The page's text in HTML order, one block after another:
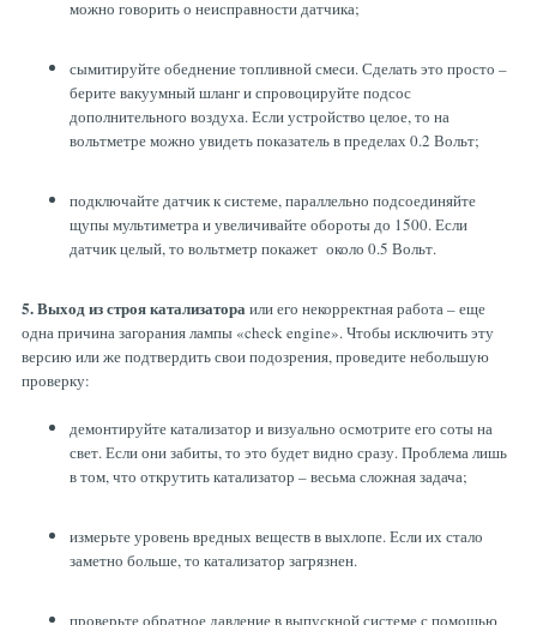
можно говорить о неисправности датчика;
сымитируйте обеднение топливной смеси. Сделать это просто –
берите вакуумный шланг и спровоцируйте подсос
дополнительного воздуха. Если устройство целое, то на
вольтметре можно увидеть показатель в пределах 0.2 Вольт;
подключайте датчик к системе, параллельно подсоединяйте
щупы мультиметра и увеличивайте обороты до 1500. Если
датчик целый, то вольтметр покажет около 0.5 Вольт.
5. Выход из строя катализатораили его некорректная работа – еще
одна причина загорания лампы «check engine». Чтобы исключить эту
версию или же подтвердить свои подозрения, проведите небольшую
проверку:
демонтируйте катализатор и визуально осмотрите его соты на
свет. Если они забиты, то это будет видно сразу. Проблема лишь
в том, что открутить катализатор – весьма сложная задача;
измерьте уровень вредных веществ в выхлопе. Если их стало
заметно больше, то катализатор загрязнен.
проверьте обратное давление в выпускной системе с помощью